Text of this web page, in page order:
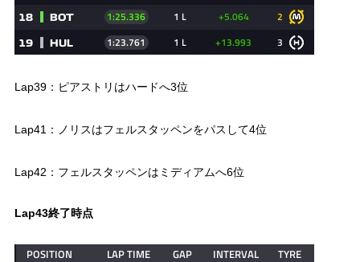
Lap39：ピアストリはハードへ3位
Lap41：ノリスはフェルスタッペンをパスして4位
Lap42：フェルスタッペンはミディアムへ6位
Lap43終了時点